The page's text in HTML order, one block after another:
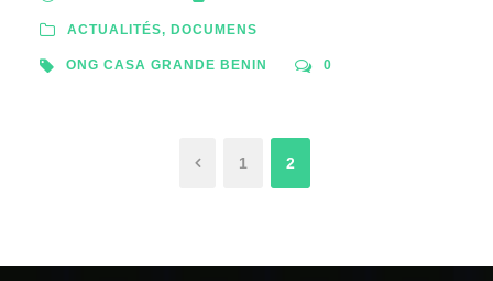
ACTUALITÉS, DOCUMENS
ONG CASA GRANDE BENIN 0
1 2